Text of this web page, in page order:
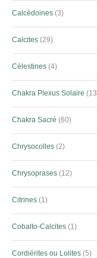
Calcédoines 3
Calcites 29
Célestines 4
Chakra Plexus Solaire 13
Chakra Sacré 60
Chrysocolles 2
Chrysoprases 12
Citrines 1
Cobalto-Calcites 1
Cordiérites ou Lolites 5